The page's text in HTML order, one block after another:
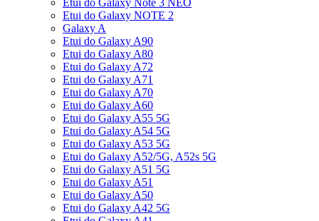
Etui do Galaxy Note 3 NEO
Etui do Galaxy NOTE 2
Galaxy A
Etui do Galaxy A90
Etui do Galaxy A80
Etui do Galaxy A72
Etui do Galaxy A71
Etui do Galaxy A70
Etui do Galaxy A60
Etui do Galaxy A55 5G
Etui do Galaxy A54 5G
Etui do Galaxy A53 5G
Etui do Galaxy A52/5G, A52s 5G
Etui do Galaxy A51 5G
Etui do Galaxy A51
Etui do Galaxy A50
Etui do Galaxy A42 5G